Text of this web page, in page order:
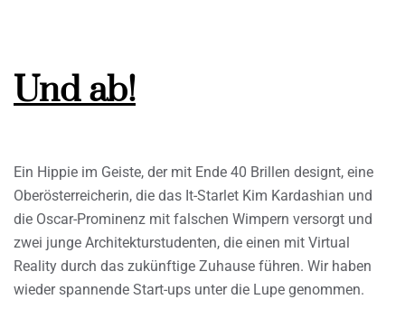
Und ab!
Ein Hippie im Geiste, der mit Ende 40 Brillen designt, eine
Oberösterreicherin, die das It-Starlet Kim Kardashian und
die Oscar-Prominenz mit falschen Wimpern versorgt und
zwei junge Architekturstudenten, die einen mit Virtual
Reality durch das zukünftige Zuhause führen. Wir haben
wieder spannende Start-ups unter die Lupe genommen.